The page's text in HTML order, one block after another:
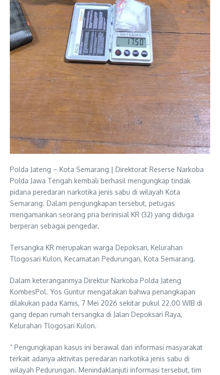
Polda Jateng – Kota Semarang | Direktorat Reserse Narkoba
Polda Jawa Tengah kembali berhasil mengungkap tindak
pidana peredaran narkotika jenis sabu di wilayah Kota
Semarang. Dalam pengungkapan tersebut, petugas
mengamankan seorang pria berinisial KR (32) yang diduga
berperan sebagai pengedar.
Tersangka KR merupakan warga Depoksari, Kelurahan
Tlogosari Kulon, Kecamatan Pedurungan, Kota Semarang.
Dalam keteranganmya Direktur Narkoba Polda Jateng
KombesPol. Yos Guntur mengatakan bahwa penangkapan
dilakukan pada Kamis, 7 Mei 2026 sekitar pukul 22.00 WIB di
gang depan rumah tersangka di Jalan Depoksari Raya,
Kelurahan Tlogosari Kulon.
” Pengungkapan kasus ini berawal dari informasi masyarakat
terkait adanya aktivitas peredaran narkotika jenis sabu di
wilayah Pedurungan. Menindaklanjuti informasi tersebut, tim